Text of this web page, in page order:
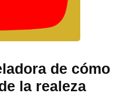
de cómo
la realeza